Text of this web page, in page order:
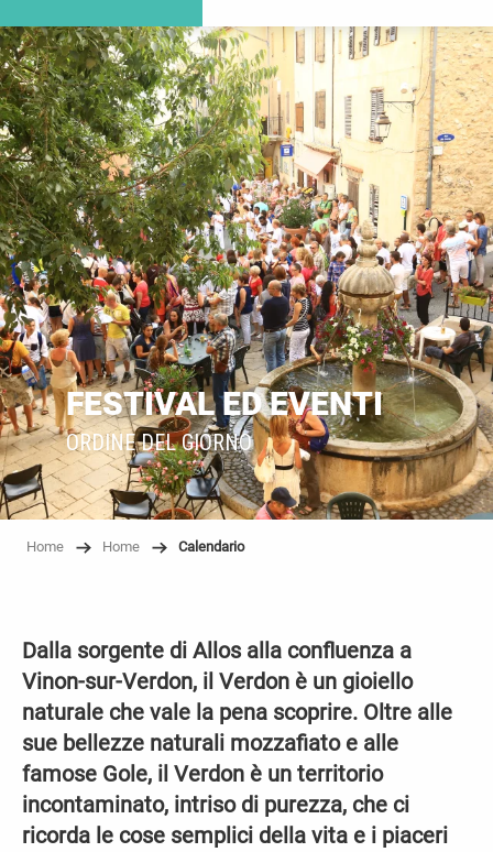
FESTIVAL ED EVENTI
ORDINE DEL GIORNO
Home Home Calendario
Dalla sorgente di Allos alla confluenza a
Vinon-sur-Verdon, il Verdon è un gioiello
naturale che vale la pena scoprire. Oltre alle
sue bellezze naturali mozzafiato e alle
famose Gole, il Verdon è un territorio
incontaminato, intriso di purezza, che ci
ricorda le cose semplici della vita e i piaceri